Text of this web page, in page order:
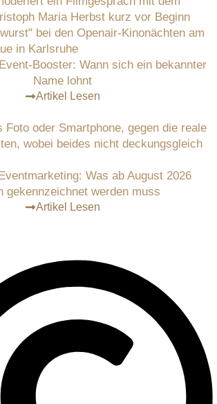
Booster: Wann sich ein bekannter
Name lohnt
Artikel Lesen
Was ab August 2026
gekennzeichnet werden muss
Artikel Lesen